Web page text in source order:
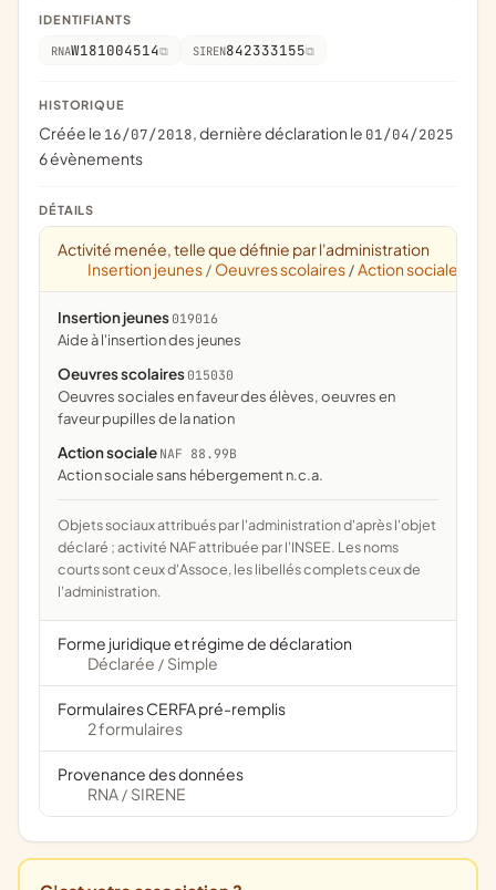
IDENTIFIANTS
RNAW181004514 SIREN842333155
HISTORIQUE
Créée le 16/07/2018, dernière déclaration le 01/04/2025
6 évènements
DÉTAILS
Activité menée, telle que définie par l'administration
Insertion jeunes / Oeuvres scolaires / Action sociale
Insertion jeunes 019016
aide à l'insertion des jeunes
Oeuvres scolaires 015030
oeuvres sociales en faveur des élèves, oeuvres en
faveur pupilles de la nation
Action sociale NAF 88.99B
Action sociale sans hébergement n.c.a.
Objets sociaux attribués par l'administration d'après l'objet
déclaré ; activité NAF attribuée par l'INSEE. Les noms
courts sont ceux d'Assoce, les libellés complets ceux de
l'administration.
Forme juridique et régime de déclaration
Déclarée / Simple
Formulaires CERFA pré-remplis
2 formulaires
Provenance des données
RNA / SIRENE